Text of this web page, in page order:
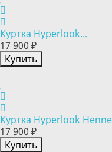
Куртка Hyperlook...
17 900 ₽
Купить
Куртка Hyperlook
17 900 ₽
Купить